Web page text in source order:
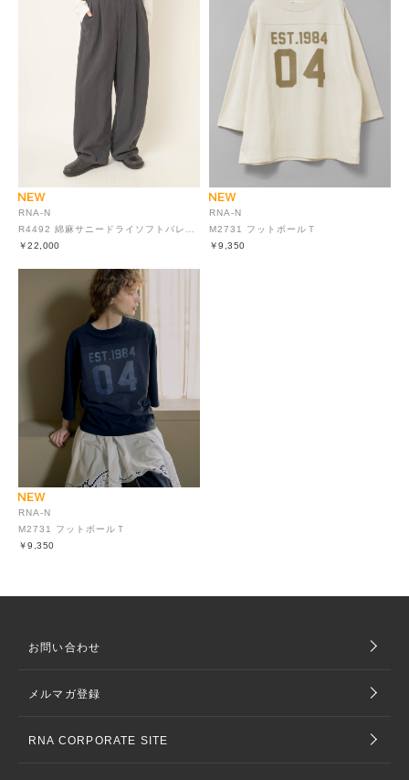
RNA-N
￥22,000
RNA-N
M2731 フットボールＴ
￥9,350
RNA-N
M2731 フットボールＴ
￥9,350
お問い合わせ
メルマガ登録
RNA CORPORATE SITE